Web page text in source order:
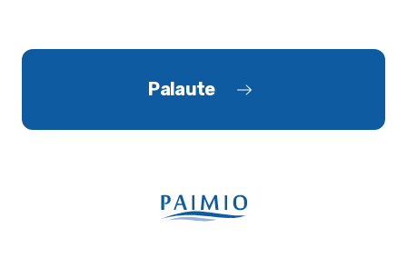
Palaute